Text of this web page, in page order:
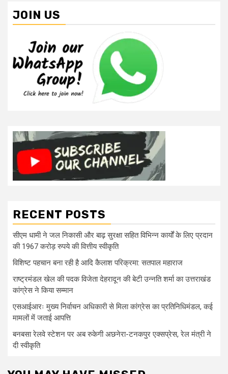
JOIN US
RECENT POSTS
सीएम धामी ने जल निकासी और बाढ़ सुरक्षा सहित विभिन्न कार्यों के लिए प्रदान
की 1967 करोड़ रुपये की वित्तीय स्वीकृति
विशिष्ट पहचान बना रही है आदि कैलाश परिक्रमा: सतपाल महाराज
राष्ट्रमंडल खेल की पदक विजेता देहरादून की बेटी उन्नति शर्मा का उत्तराखंड
कांग्रेस ने किया सम्मान
एसआईआरः मुख्य निर्वाचन अधिकारी से मिला कांग्रेस का प्रतिनिधिमंडल, कई
मामलों में जताई आपत्ति
बनबसा रेलवे स्टेशन पर अब रुकेगी अछनेरा-टनकपुर एक्सप्रेस, रेल मंत्री ने
दी स्वीकृति